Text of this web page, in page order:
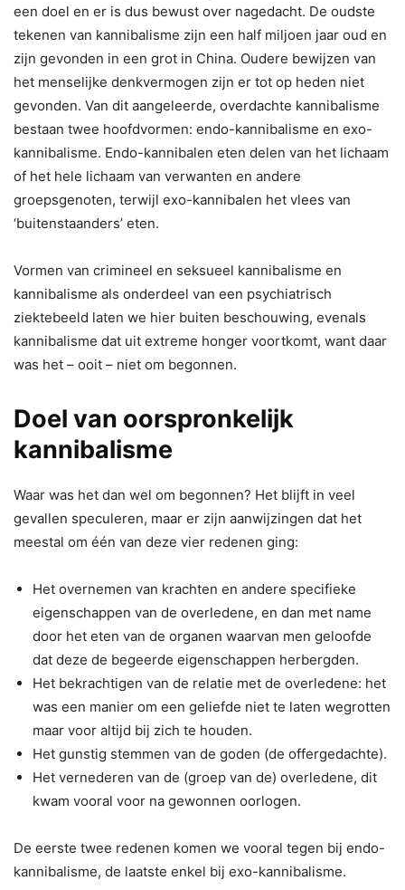
een doel en er is dus bewust over nagedacht. De oudste
tekenen van kannibalisme zijn een half miljoen jaar oud en
zijn gevonden in een grot in China. Oudere bewijzen van
het menselijke denkvermogen zijn er tot op heden niet
gevonden. Van dit aangeleerde, overdachte kannibalisme
bestaan twee hoofdvormen: endo-kannibalisme en exo-
kannibalisme. Endo-kannibalen eten delen van het lichaam
of het hele lichaam van verwanten en andere
groepsgenoten, terwijl exo-kannibalen het vlees van
‘buitenstaanders’ eten.
Vormen van crimineel en seksueel kannibalisme en
kannibalisme als onderdeel van een psychiatrisch
ziektebeeld laten we hier buiten beschouwing, evenals
kannibalisme dat uit extreme honger voortkomt, want daar
was het – ooit – niet om begonnen.
Doel van oorspronkelijk
kannibalisme
Waar was het dan wel om begonnen? Het blijft in veel
gevallen speculeren, maar er zijn aanwijzingen dat het
meestal om één van deze vier redenen ging:
Het overnemen van krachten en andere specifieke
eigenschappen van de overledene, en dan met name
door het eten van de organen waarvan men geloofde
dat deze de begeerde eigenschappen herbergden.
Het bekrachtigen van de relatie met de overledene: het
was een manier om een geliefde niet te laten wegrotten
maar voor altijd bij zich te houden.
Het gunstig stemmen van de goden (de offergedachte).
Het vernederen van de (groep van de) overledene, dit
kwam vooral voor na gewonnen oorlogen.
De eerste twee redenen komen we vooral tegen bij endo-
kannibalisme, de laatste enkel bij exo-kannibalisme.